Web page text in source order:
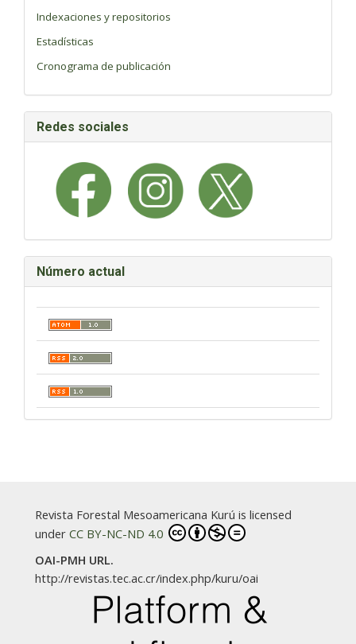
Indexaciones y repositorios
Estadísticas
Cronograma de publicación
Redes sociales
Número actual
Revista Forestal Mesoamericana Kurú is licensed
underCC BY-NC-ND 4.0
OAI-PMH URL.
http://revistas.tec.ac.cr/index.php/kuru/oai